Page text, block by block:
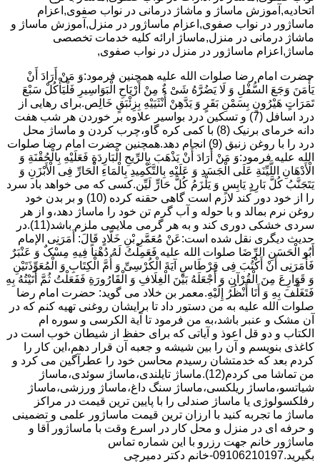
اتحادیه,آموزش ماساژ و ماشاژ درمانی در نواب صفوی,اعزام
ماساژور در نواب صفوی,اعزام ماساژور در منزل,آموزش ماساژ و
ماشاژ درمانی در منزل,ماساژ ارائه کلیه خدمات تخصصی
ماساژ,اعزام ماساژور در منزل در نواب صفوی,
حضرت امام رضا صلوات الله علیه همچنین فرمود:وَ مَنْ أَرَادَ أَنْ
یَأْمَنَ وَجَعَ السُّفْلِ وَ لَا یَضُرَّهُ شَیْ ءٌ مِنْ أَرْیَاحِ الْبَوَاسِیرِ فَلْیَأْکُلْ سَبْعَ
تَمَرَاتٍ هَیْرُونٍ بِسَمْنِ بَقَرٍ وَ یَدَّهِنْ أُنْثَیَیْهِ بِزِئْبَقٍ خَالِص.برای رهایی از
درد اسافل (7) و تسکین درد بواسیر علاوه بر خوردن هر شب هفت
دانه خرمای برنیک (8) با کمی کره گاو،چرب کردن و ماساژ محل
درد را با روغن زنبق (9) انجام دهد.همچنین حضرت امام رضا صلوات
الله علیه فرمود:وَ مَنْ أَرَادَ أَنْ یَذْهَبَ بِالرِّیحِ الْبَارِدَةِ فَعَلَیْهِ بِالْحُقْنَةِ وَ
الْأَدْهَانِ اللَّیِّنَةِ عَلَى الْجَسَدِ وَ عَلَیْهِ بِالتَّکْمِیدِ بِالْمَاءِ الْحَارِّ فِی الْأَبْزَنِ وَ
یَتَجَنَّبُ کُلَّ بَارِدٍ یَابِسٍ وَ یَلْزَمُ کُلَّ حَارٍّ لَیِّن.کسی که می خواهد باد سرد
را از خود دور کند لازم است گاهی حقنه کرده (10) و بر بدن خود
روغن نرم بمالد و با حوله و آب گرم تن خود را ماساژ دهد،و از هر
سردی خشکی دوری کند و به هر گرمی ملایمی ملزم باشد(11).در
حدیث دیگری نقل شده است:عَنْ مُعَمَّرِ بْنِ خَلَّادٍ قَالَ: أَمَرَنِی الإمام
أَبُو الْحَسَنِ الرِّضَا صلوات الله علیه فَعَمِلْتُ لَهُ دُهْناً فِیهِ مِسْکٌ وَ عَنْبَرٌ
فَأَمَرَنِی أَنْ أَکْتُبَ فِی قِرْطَاسٍ آیَةَ الْکُرْسِیِّ وَ أُمَّ الْکِتَابِ وَ الْمُعَوِّذَتَیْنِ
وَ قَوَارِعَ مِنَ الْقُرْآنِ وَ أَجْعَلَهُ بَیْنَ الْغِلَافِ وَ الْقَارُورَةِ فَفَعَلْتُ ثُمَّ أَتَیْتُهُ بِهِ
فَتَغَلَّفَ بِهِ وَ أَنَا أَنْظُرُ إِلَیْهِ.معمر بن خلاد می گوید: حضرت امام رضا
صلوات الله علیه به من دستور داد تا برایشان روغنى تهیه کنم که در
آن مشک و عنبر باشد،به من فرمود تا آیة الکرسى و سوره ام
الکتاب و دو قل اعوذ و آیاتى که براى حفظ از شیطان خوب است در
کاغذى بنویسم و آن را بین شیشه و جعبه آن قرار دهم،این کار را
کردم بعد که خدمتشان رسیدم محاسن خود را عطرآگین می کرد و
من تماشا می کردم(12).ماساژ تایلندی،ماساژ سوئدی،ماساژ
شیاتسو،ماساژ ریلکسی،ماساژ سنگ داغ،ماساژ ورزشی،ماساژ
رفلکسولوژی یا ماساژ صندلی را با پایین ترین قیمت در مراکز
ماساژ ما تجربه کنید با ارزان ترین قیمت ماساژور علمی و تضمینی
و حرفه ای در منزل و محل کار در اسرع وقت با ماساژور آقا و
ماساژور خانم جهت رزرو با این شماره تماس
بگیرید.09106210197-خانم دکتر دمیرچی